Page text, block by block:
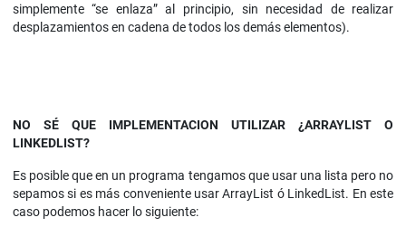
simplemente “se enlaza” al principio, sin necesidad de realizar
desplazamientos en cadena de todos los demás elementos).
NO SÉ QUE IMPLEMENTACION UTILIZAR ¿ARRAYLIST O
LINKEDLIST?
Es posible que en un programa tengamos que usar una lista pero no
sepamos si es más conveniente usar ArrayList ó LinkedList. En este
caso podemos hacer lo siguiente: